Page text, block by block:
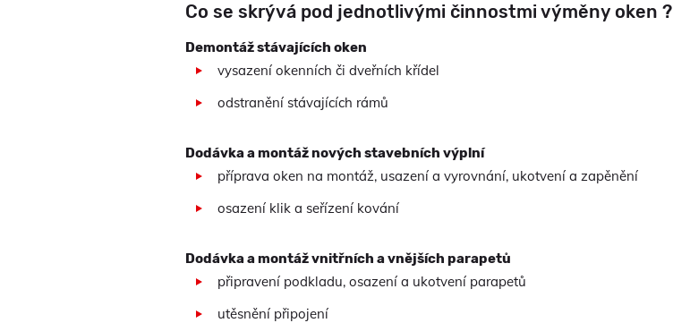
Co se skrývá pod jednotlivými činnostmi výměny oken ?
Demontáž stávajících oken
vysazení okenních či dveřních křídel
odstranění stávajících rámů
Dodávka a montáž nových stavebních výplní
příprava oken na montáž, usazení a vyrovnání, ukotvení a zapěnění
osazení klik a seřízení kování
Dodávka a montáž vnitřních a vnějších parapetů
připravení podkladu, osazení a ukotvení parapetů
utěsnění připojení